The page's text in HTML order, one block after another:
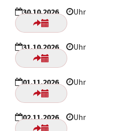
30.10.2026 Uhr
31.10.2026 Uhr
01.11.2026 Uhr
02.11.2026 Uhr